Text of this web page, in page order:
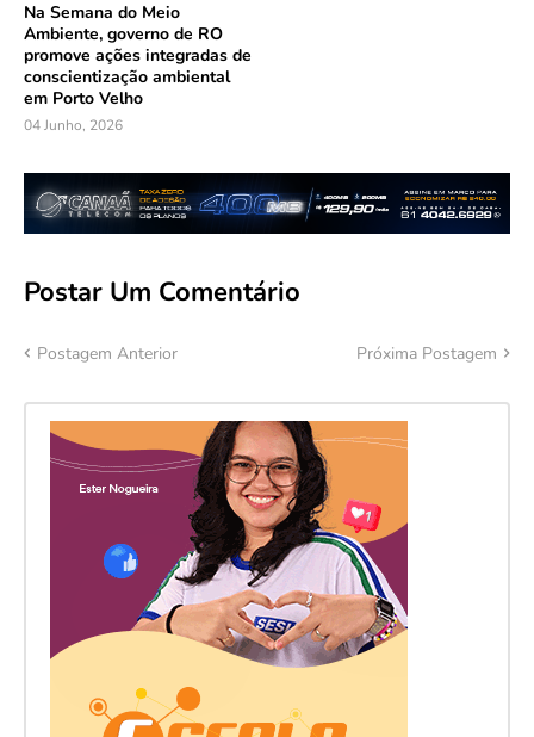
Na Semana do Meio
Ambiente, governo de RO
promove ações integradas de
conscientização ambiental
em Porto Velho
04 Junho, 2026
Postar Um Comentário
Postagem Anterior Próxima Postagem